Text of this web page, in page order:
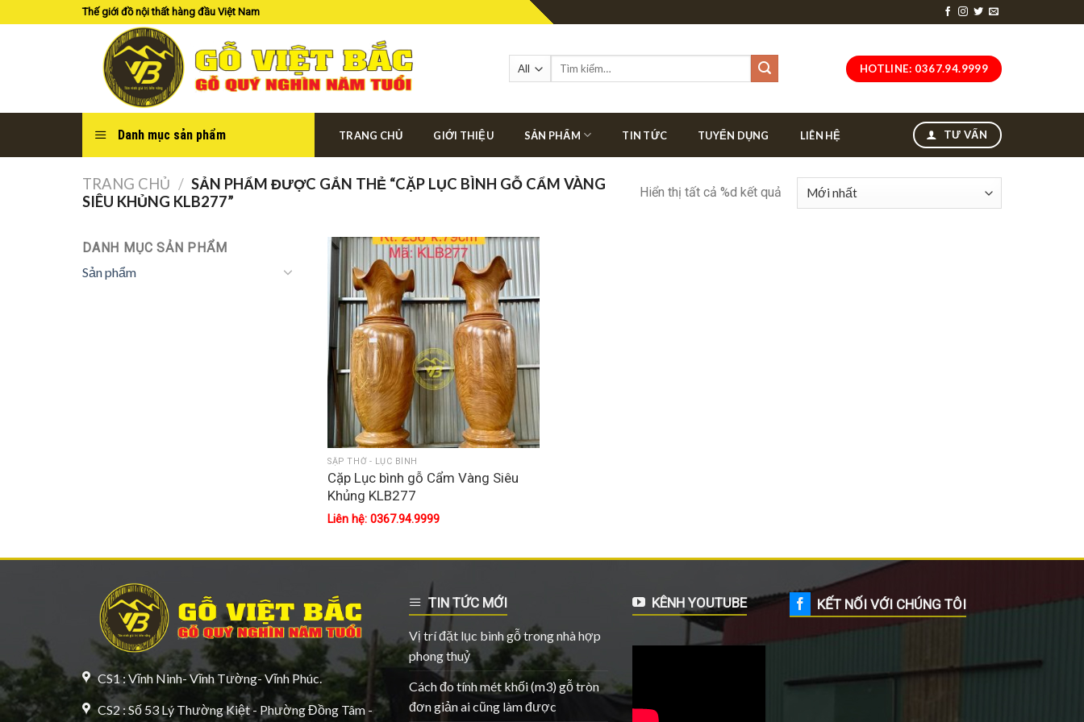
to
Thế giới đồ nội thất hàng đầu Việt Nam
Tìm
HOTLINE: 0367.94.9999
Danh mục sản phẩm TRANG CHỦ GIỚI THIỆU SẢN PHẨM TIN TỨC TUYỂN DỤNG LIÊN HỆ TƯ VẤN
TRANG CHỦ / SẢN PHẨM ĐƯỢC GẮN THẺ “CẶP LỤC BÌNH GỖ CẨM VÀNG
SIÊU KHỦNG KLB277”
Hiển thị tất cả %d kết quả
DANH MỤC SẢN PHẨM
Sản phẩm
SẬP THỜ - LỤC BÌNH
Cặp Lục bình gỗ Cẩm Vàng Siêu
Khủng KLB277
Liên hệ: 0367.94.9999
CS1 : Vĩnh Ninh- Vĩnh Tường- Vĩnh Phúc.
CS2 : Số 53 Lý Thường Kiệt - Phường Đồng Tâm -
TIN TỨC MỚI
Vị trí đặt lục bình gỗ trong nhà hợp
phong thuỷ
Cách đo tính mét khối (m3) gỗ tròn
đơn giản ai cũng làm được
KÊNH YOUTUBE KẾT NỐI VỚI CHÚNG TÔI